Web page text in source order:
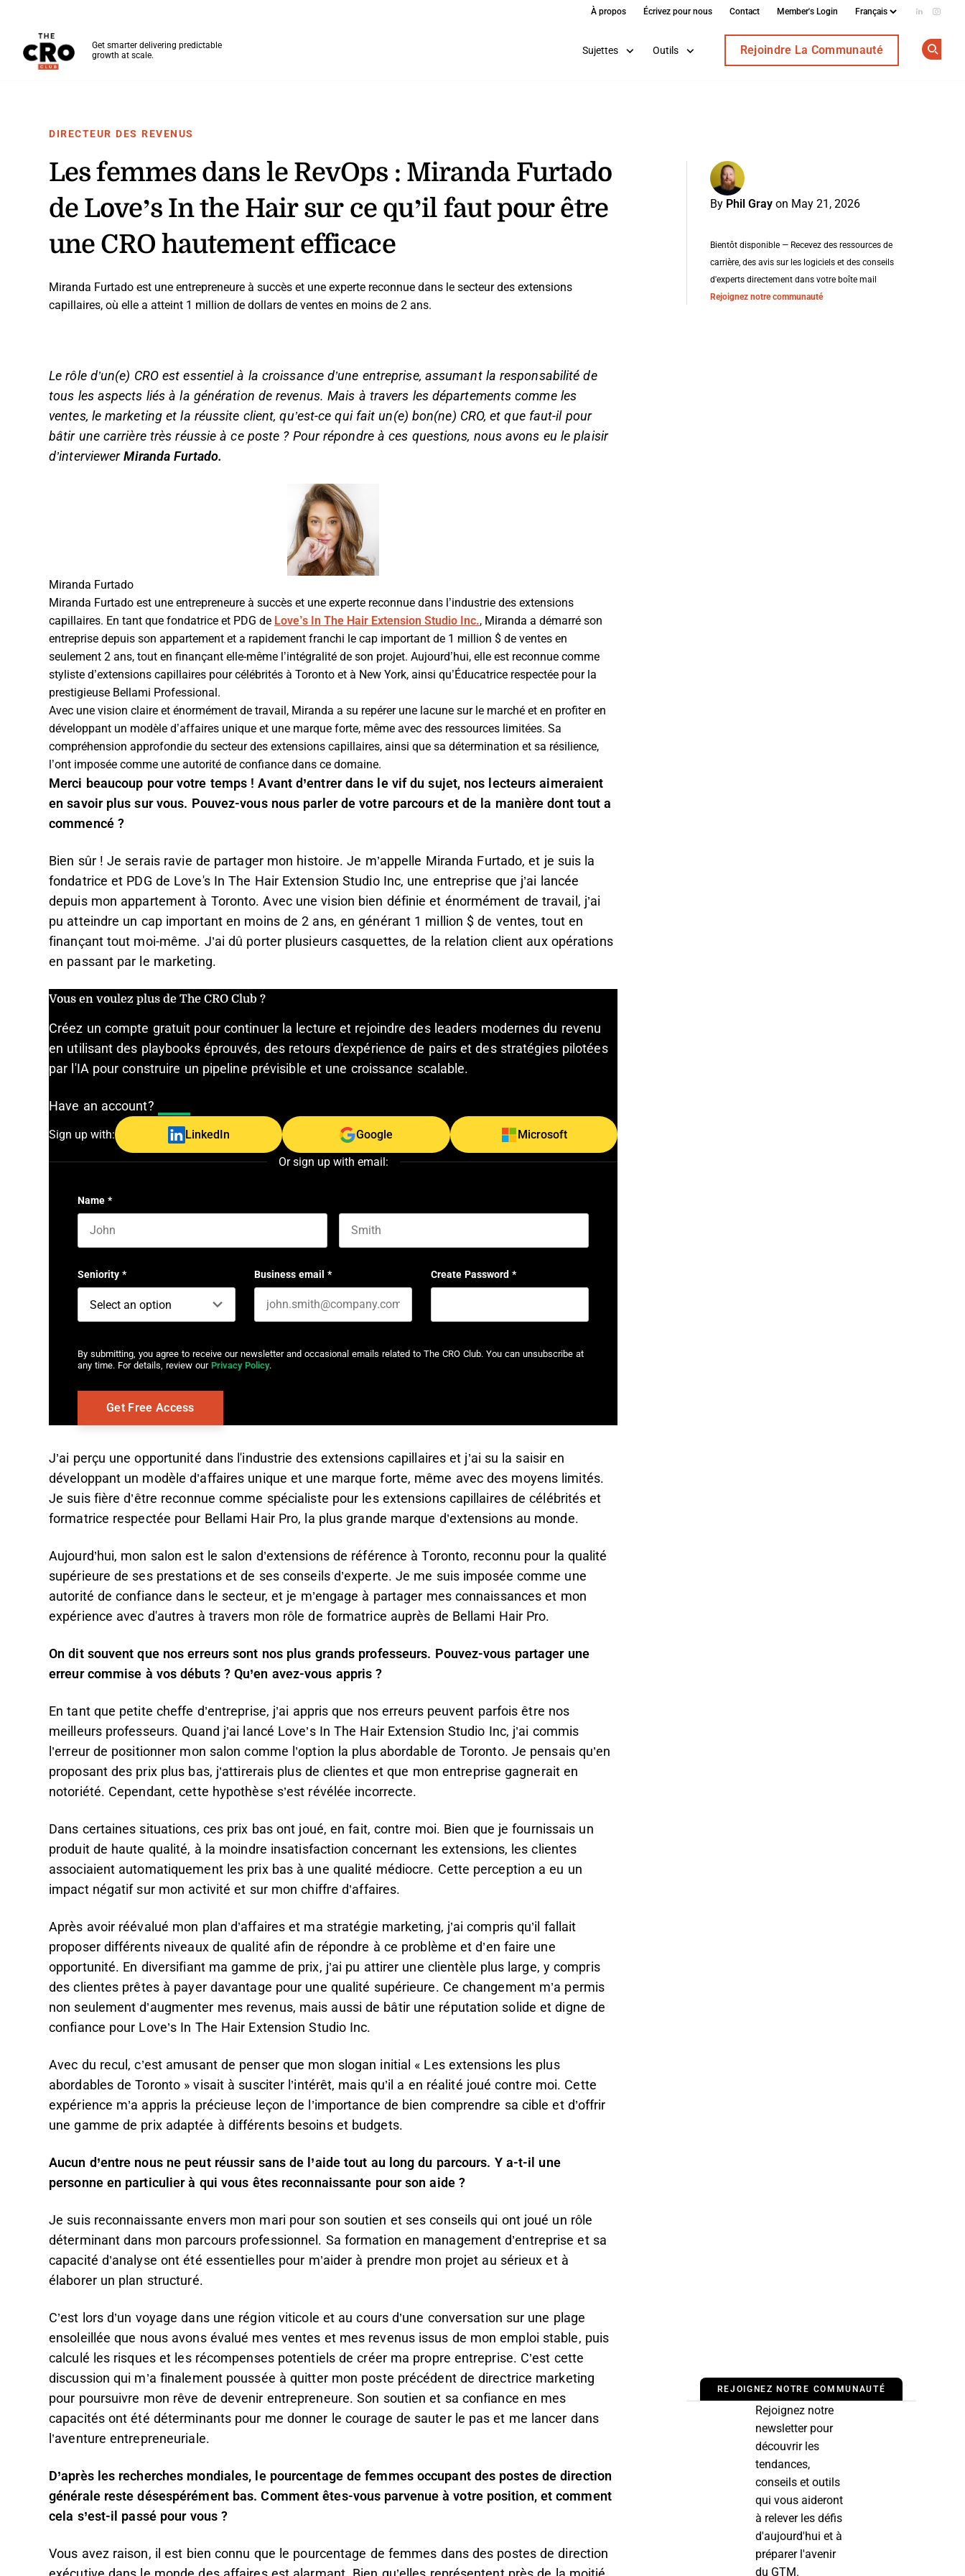
À propos Écrivez pour nous Contact Member's Login Add us
Get smarter delivering predictable
growth at scale.
Sujettes Outils Rejoindre La Communauté
DIRECTEUR DES REVENUS
Les femmes dans le RevOps : Miranda Furtado
de Love’s In the Hair sur ce qu’il faut pour être
une CRO hautement efficace
By Phil Gray on May 21, 2026
Bientôt disponible — Recevez des ressources de
carrière, des avis sur les logiciels et des conseils
d'experts directement dans votre boîte mail
Rejoignez notre communauté
Miranda Furtado est une entrepreneure à succès et une experte reconnue dans le secteur des extensions
capillaires, où elle a atteint 1 million de dollars de ventes en moins de 2 ans.
Le rôle d’un(e) CRO est essentiel à la croissance d’une entreprise, assumant la responsabilité de
tous les aspects liés à la génération de revenus. Mais à travers les départements comme les
ventes, le marketing et la réussite client, qu’est-ce qui fait un(e) bon(ne) CRO, et que faut-il pour
bâtir une carrière très réussie à ce poste ? Pour répondre à ces questions, nous avons eu le plaisir
d’interviewerMiranda Furtado.
Miranda Furtado
Miranda Furtado est une entrepreneure à succès et une experte reconnue dans l’industrie des extensions
capillaires. En tant que fondatrice et PDG de Love’s In The Hair Extension Studio Inc., Miranda a démarré son
entreprise depuis son appartement et a rapidement franchi le cap important de 1 million $ de ventes en
seulement 2 ans, tout en finançant elle-même l’intégralité de son projet. Aujourd’hui, elle est reconnue comme
styliste d’extensions capillaires pour célébrités à Toronto et à New York, ainsi qu’Éducatrice respectée pour la
prestigieuse Bellami Professional.
Avec une vision claire et énormément de travail, Miranda a su repérer une lacune sur le marché et en profiter en
développant un modèle d’affaires unique et une marque forte, même avec des ressources limitées. Sa
compréhension approfondie du secteur des extensions capillaires, ainsi que sa détermination et sa résilience,
l’ont imposée comme une autorité de confiance dans ce domaine.
Merci beaucoup pour votre temps ! Avant d’entrer dans le vif du sujet, nos lecteurs aimeraient
en savoir plus sur vous. Pouvez-vous nous parler de votre parcours et de la manière dont tout a
commencé ?
Bien sûr ! Je serais ravie de partager mon histoire. Je m’appelle Miranda Furtado, et je suis la
fondatrice et PDG de Love's In The Hair Extension Studio Inc, une entreprise que j’ai lancée
depuis mon appartement à Toronto. Avec une vision bien définie et énormément de travail, j’ai
pu atteindre un cap important en moins de 2 ans, en générant 1 million $ de ventes, tout en
finançant tout moi-même. J’ai dû porter plusieurs casquettes, de la relation client aux opérations
en passant par le marketing.
Vous en voulez plus de The CRO Club ?
Créez un compte gratuit pour continuer la lecture et rejoindre des leaders modernes du revenu
en utilisant des playbooks éprouvés, des retours d'expérience de pairs et des stratégies pilotées
par l'IA pour construire un pipeline prévisible et une croissance scalable.
Have an account?
Sign up with: LinkedIn Google Microsoft
Or sign up with email:
Name *
Seniority * Business email * Create Password *
By submitting, you agree to receive our newsletter and occasional emails related to The CRO Club. You can unsubscribe at
any time. For details, review our Privacy Policy.
J’ai perçu une opportunité dans l'industrie des extensions capillaires et j’ai su la saisir en
développant un modèle d’affaires unique et une marque forte, même avec des moyens limités.
Je suis fière d’être reconnue comme spécialiste pour les extensions capillaires de célébrités et
formatrice respectée pour Bellami Hair Pro, la plus grande marque d’extensions au monde.
Aujourd’hui, mon salon est le salon d’extensions de référence à Toronto, reconnu pour la qualité
supérieure de ses prestations et de ses conseils d’experte. Je me suis imposée comme une
autorité de confiance dans le secteur, et je m’engage à partager mes connaissances et mon
expérience avec d'autres à travers mon rôle de formatrice auprès de Bellami Hair Pro.
On dit souvent que nos erreurs sont nos plus grands professeurs. Pouvez-vous partager une
erreur commise à vos débuts ? Qu’en avez-vous appris ?
En tant que petite cheffe d’entreprise, j’ai appris que nos erreurs peuvent parfois être nos
meilleurs professeurs. Quand j’ai lancé Love’s In The Hair Extension Studio Inc, j’ai commis
l’erreur de positionner mon salon comme l’option la plus abordable de Toronto. Je pensais qu’en
proposant des prix plus bas, j’attirerais plus de clientes et que mon entreprise gagnerait en
notoriété. Cependant, cette hypothèse s’est révélée incorrecte.
Dans certaines situations, ces prix bas ont joué, en fait, contre moi. Bien que je fournissais un
produit de haute qualité, à la moindre insatisfaction concernant les extensions, les clientes
associaient automatiquement les prix bas à une qualité médiocre. Cette perception a eu un
impact négatif sur mon activité et sur mon chiffre d’affaires.
Après avoir réévalué mon plan d’affaires et ma stratégie marketing, j’ai compris qu’il fallait
proposer différents niveaux de qualité afin de répondre à ce problème et d’en faire une
opportunité. En diversifiant ma gamme de prix, j’ai pu attirer une clientèle plus large, y compris
des clientes prêtes à payer davantage pour une qualité supérieure. Ce changement m’a permis
non seulement d’augmenter mes revenus, mais aussi de bâtir une réputation solide et digne de
confiance pour Love’s In The Hair Extension Studio Inc.
Avec du recul, c’est amusant de penser que mon slogan initial « Les extensions les plus
abordables de Toronto » visait à susciter l’intérêt, mais qu’il a en réalité joué contre moi. Cette
expérience m’a appris la précieuse leçon de l’importance de bien comprendre sa cible et d’offrir
une gamme de prix adaptée à différents besoins et budgets.
Aucun d’entre nous ne peut réussir sans de l’aide tout au long du parcours. Y a-t-il une
personne en particulier à qui vous êtes reconnaissante pour son aide ?
Je suis reconnaissante envers mon mari pour son soutien et ses conseils qui ont joué un rôle
déterminant dans mon parcours professionnel. Sa formation en management d’entreprise et sa
capacité d’analyse ont été essentielles pour m’aider à prendre mon projet au sérieux et à
élaborer un plan structuré.
C’est lors d’un voyage dans une région viticole et au cours d’une conversation sur une plage
ensoleillée que nous avons évalué mes ventes et mes revenus issus de mon emploi stable, puis
calculé les risques et les récompenses potentiels de créer ma propre entreprise. C’est cette
discussion qui m’a finalement poussée à quitter mon poste précédent de directrice marketing
pour poursuivre mon rêve de devenir entrepreneure. Son soutien et sa confiance en mes
capacités ont été déterminants pour me donner le courage de sauter le pas et me lancer dans
l’aventure entrepreneuriale.
D’après les recherches mondiales, le pourcentage de femmes occupant des postes de direction
générale reste désespérément bas. Comment êtes-vous parvenue à votre position, et comment
cela s’est-il passé pour vous ?
Vous avez raison, il est bien connu que le pourcentage de femmes dans des postes de direction
REJOIGNEZ NOTRE COMMUNAUTÉ
Rejoignez notre
newsletter pour
découvrir les
tendances,
conseils et outils
qui vous aideront
à relever les défis
d'aujourd'hui et à
préparer l'avenir
du GTM.